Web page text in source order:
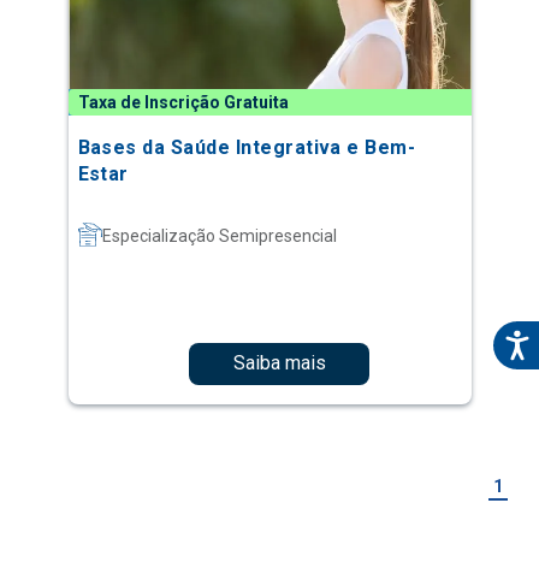
Taxa de Inscrição Gratuita
Bases da Saúde Integrativa e Bem-
Estar
Especialização Semipresencial
Saiba mais
1